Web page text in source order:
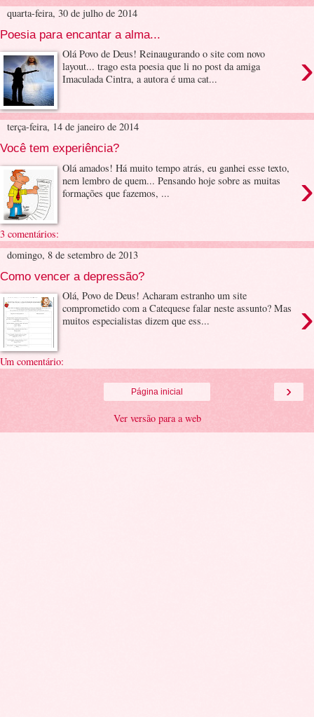
quarta-feira, 30 de julho de 2014
Poesia para encantar a alma...
›
Olá Povo de Deus! Reinaugurando o site com novo
layout... trago esta poesia que li no post da amiga
Imaculada Cintra, a autora é uma cat...
terça-feira, 14 de janeiro de 2014
Você tem experiência?
›
Olá amados! Há muito tempo atrás, eu ganhei esse texto,
nem lembro de quem... Pensando hoje sobre as muitas
formações que fazemos, ...
3 comentários:
domingo, 8 de setembro de 2013
Como vencer a depressão?
›
Olá, Povo de Deus! Acharam estranho um site
comprometido com a Catequese falar neste assunto? Mas
muitos especialistas dizem que ess...
Um comentário:
›
Página inicial
Ver versão para a web